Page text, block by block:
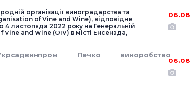
організації виноградарства та
of Vine and Wine), відповідне
листопада 2022 року на Генеральній
and Wine (OIV) в місті Енсенада,
Печко виноробство
06.08
06.08